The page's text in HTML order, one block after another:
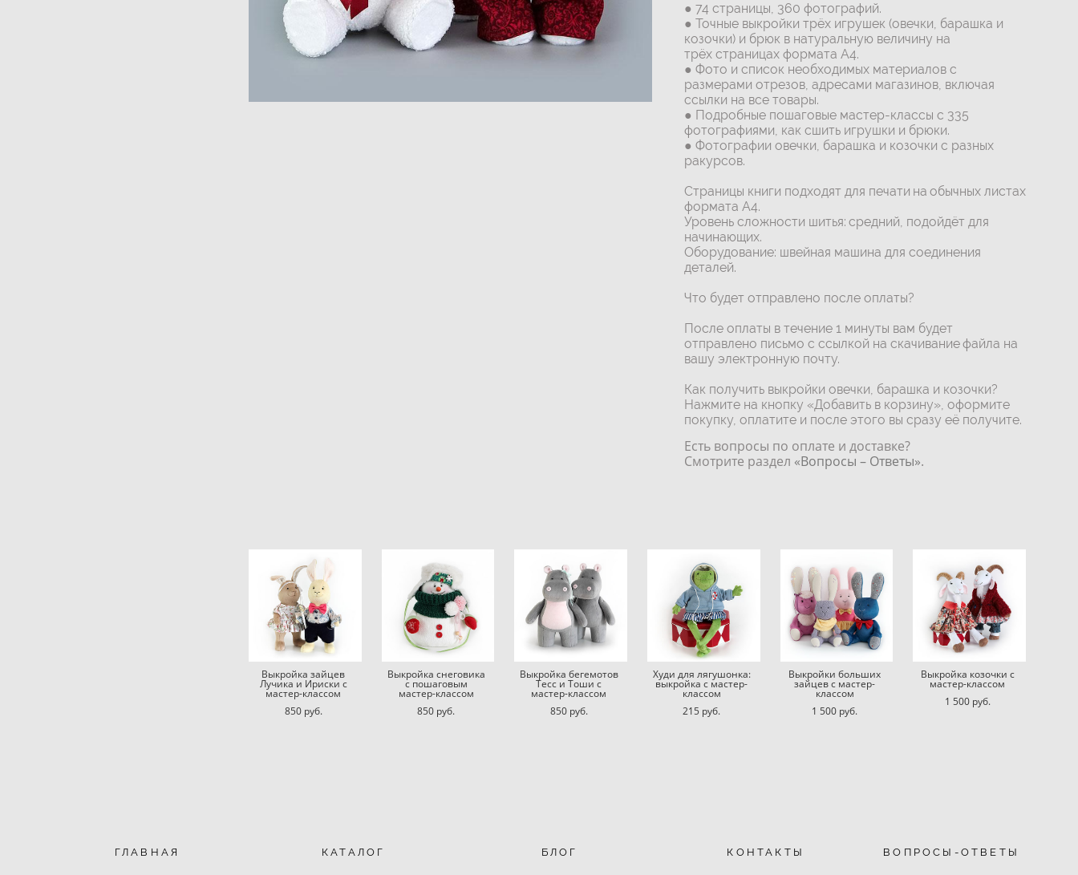
● 74 страницы, 360 фотографий.
● Точные выкройки трёх игрушек (овечки, барашка и
козочки) и брюк в натуральную величину на
трёх страницах формата А4.
● Фото и список необходимых материалов с
размерами отрезов, адресами магазинов, включая
ссылки на все товары.
● Подробные пошаговые мастер-классы с 335
фотографиями, как сшить игрушки и брюки.
● Фотографии овечки, барашка и козочки с разных
ракурсов.
Страницы книги подходят для печати на обычных листах
формата А4.
Уровень сложности шитья: средний, подойдёт для
начинающих.
Оборудование: швейная машина для соединения
деталей.
Что будет отправлено после оплаты?
После оплаты в течение 1 минуты вам будет
отправлено письмо с ссылкой на скачивание файла на
вашу электронную почту.
Как получить выкройки овечки, барашка и козочки?
Нажмите на кнопку «Добавить в корзину», оформите
покупку, оплатите и после этого вы сразу её получите.
Есть вопросы по оплате и доставке?
Смотрите раздел «Вопросы – Ответы».
Выкройка зайцев
Лучика и Ириски с
мастер-классом
850 pуб.
Выкройка снеговика
с пошаговым
мастер-классом
850 pуб.
Выкройка бегемотов
Тесс и Тоши с
мастер-классом
850 pуб.
Худи для лягушонка:
выкройка с мастер-
классом
215 pуб.
Выкройки больших
зайцев с мастер-
классом
1 500 pуб.
Выкройка козочки с
мастер-классом
1 500 pуб.
ГЛАВНАЯ КАТАЛОГ БЛОГ КОНТАКТЫ ВОПРОСЫ-ОТВЕТЫ